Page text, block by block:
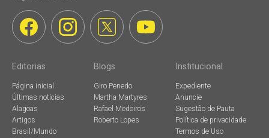
Editorias
Página inicial
Últimas notícias
Alagoas
Artigos
Brasil/Mundo
Blogs
Giro Penedo
Martha Martyres
Rafael Medeiros
Roberto Lopes
Institucional
Expediente
Anuncie
Sugestão de Pauta
Política de privacidade
Termos de Uso